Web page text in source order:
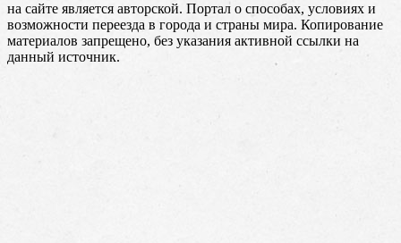
на сайте является авторской. Портал о способах, условиях и
возможности переезда в города и страны мира. Копирование
материалов запрещено, без указания активной ссылки на
данный источник.